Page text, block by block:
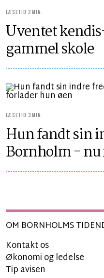
LÆSETID 2 MIN.
Uventet
gammel skole
LÆSETID 3 MIN.
Hun fandt sin
Bornholm - nu
OM BORNHOLMS
Kontakt os
Økonomi og ledelse
Tip avisen